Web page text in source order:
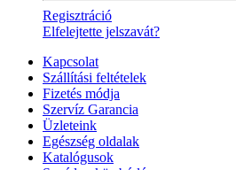
Regisztráció
Elfelejtette jelszavát?
Kapcsolat
Szállítási feltételek
Fizetés módja
Szervíz Garancia
Üzleteink
Egészség oldalak
Katalógusok